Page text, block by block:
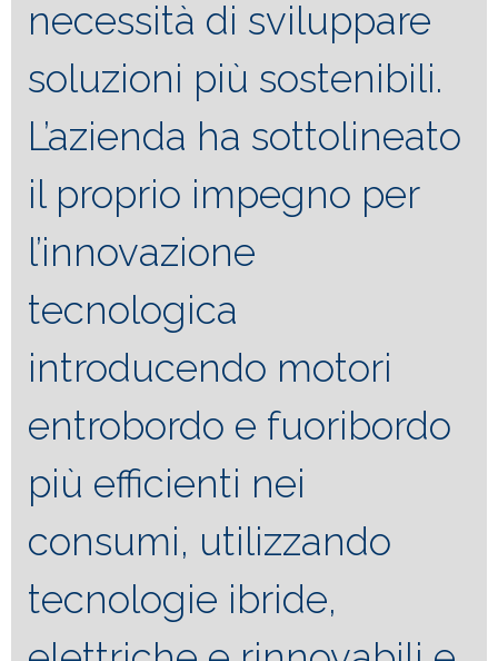
necessità di sviluppare
soluzioni più sostenibili.
L’azienda ha sottolineato
il proprio impegno per
l’innovazione
tecnologica
introducendo motori
entrobordo e fuoribordo
più efficienti nei
consumi, utilizzando
tecnologie ibride,